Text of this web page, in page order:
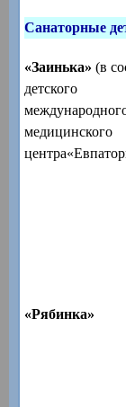
Санаторные
«Заинька» (в
детского
медицинского
«Рябинка»